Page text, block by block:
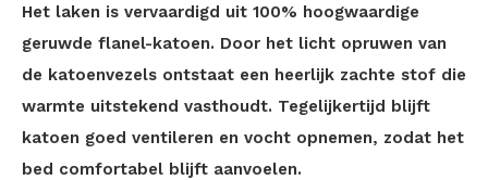
Het laken is vervaardigd uit 100% hoogwaardige
geruwde flanel-katoen. Door het licht opruwen van
de katoenvezels ontstaat een heerlijk zachte stof die
warmte uitstekend vasthoudt. Tegelijkertijd blijft
katoen goed ventileren en vocht opnemen, zodat het
bed comfortabel blijft aanvoelen.